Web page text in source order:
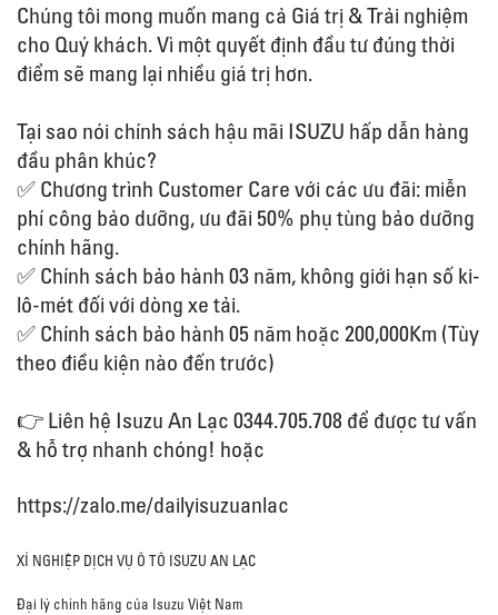
Chúng tôi mong muốn mang cả Giá trị & Trải nghiệm
cho Quý khách. Vì một quyết định đầu tư đúng thời
điểm sẽ mang lại nhiều giá trị hơn.
Tại sao nói chính sách hậu mãi ISUZU hấp dẫn hàng
đầu phân khúc?
✅ Chương trình Customer Care với các ưu đãi: miễn
phí công bảo dưỡng, ưu đãi 50% phụ tùng bảo dưỡng
chính hãng.
✅ Chính sách bảo hành 03 năm, không giới hạn số ki-
lô-mét đối với dòng xe tải.
✅ Chính sách bảo hành 05 năm hoặc 200,000Km (Tùy
theo điều kiện nào đến trước)
👉 Liên hệ Isuzu An Lạc 0344.705.708 để được tư vấn
& hỗ trợ nhanh chóng! hoặc
https://zalo.me/dailyisuzuanlac
XÍ NGHIỆP DỊCH VỤ Ô TÔ ISUZU AN LẠC
Đại lý chính hãng của Isuzu Việt Nam